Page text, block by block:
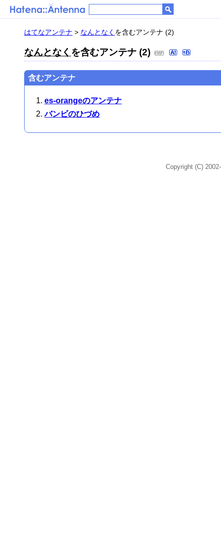
はてなアンテナ > なんとなく を含むアンテナ (2)
なんとなく を含むアンテナ (2)
含むアンテナ
es-orangeのアンテナ
バンビのひづめ
Copyright (C)